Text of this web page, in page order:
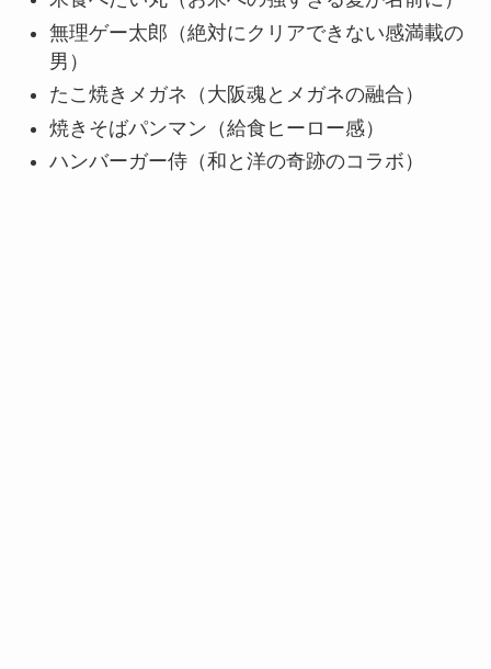
無理ゲー太郎（絶対にクリアできない感満載の
男）
たこ焼きメガネ（大阪魂とメガネの融合）
焼きそばパンマン（給食ヒーロー感）
ハンバーガー侍（和と洋の奇跡のコラボ）